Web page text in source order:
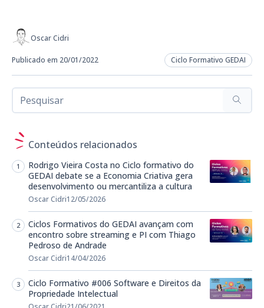
Oscar Cidri
Publicado em 20/01/2022 Ciclo Formativo GEDAI
Conteúdos relacionados
Rodrigo Vieira Costa no Ciclo formativo do
GEDAI debate se a Economia Criativa gera
desenvolvimento ou mercantiliza a cultura
Oscar Cidri12/05/2026
Ciclos Formativos do GEDAI avançam com
encontro sobre streaming e PI com Thiago
Pedroso de Andrade
Oscar Cidri14/04/2026
Ciclo Formativo #006 Software e Direitos da
Propriedade Intelectual